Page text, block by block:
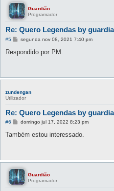
Guardião
Programador
Re: Quero Legendas by
#5
M
n
m
segunda nov 08, 2021 7:40 pm
Respondido por PM.
zundengan
Utilizador
Re: Quero Legendas by
#6
M
n
m
domingo jul 17, 2022 8:23 pm
Também estou interessado.
Guardião
Programador